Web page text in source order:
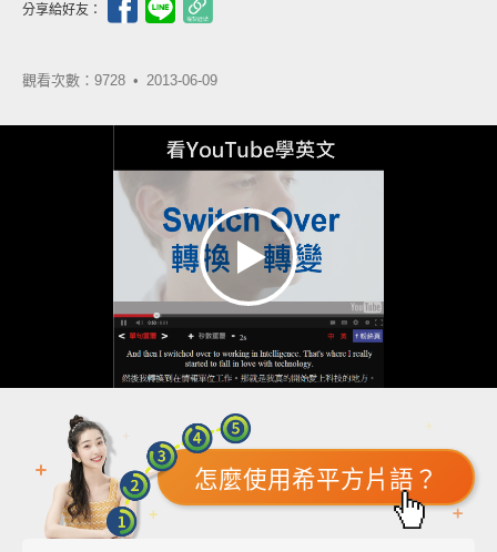
分享給好友：
觀看次數：9728 • 2013-06-09
怎麼使用希平方片語？